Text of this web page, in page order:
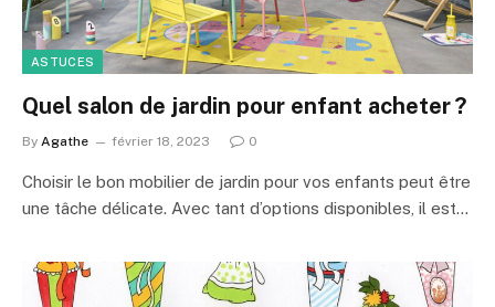
ASTUCES
Quel salon de jardin pour enfant acheter ?
By Agathe février 18, 2023 0
Choisir le bon mobilier de jardin pour vos enfants peut être
une tâche délicate. Avec tant d’options disponibles, il est…